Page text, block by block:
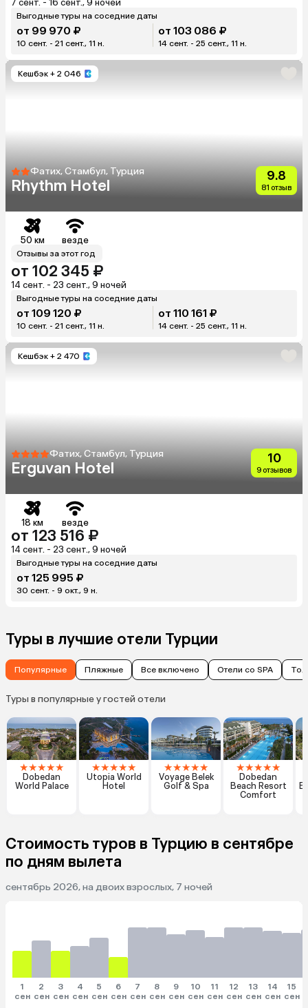
7 сент. - 16 сент., 9 ночей
Выгодные туры на соседние даты
от 99 970 ₽
10 сент. - 21 сент., 11 н.
от 103 086 ₽
14 сент. - 25 сент., 11 н.
Кешбэк + 2 046
Фатих, Стамбул, Турция
Rhythm Hotel
9.8
81 отзыв
50 км везде
Отзывы за этот год
от 102 345 ₽
14 сент. - 23 сент., 9 ночей
Выгодные туры на соседние даты
от 109 120 ₽
10 сент. - 21 сент., 11 н.
от 110 161 ₽
14 сент. - 25 сент., 11 н.
Кешбэк + 2 470
Фатих, Стамбул, Турция
Erguvan Hotel
10
9 отзывов
18 км везде
от 123 516 ₽
14 сент. - 23 сент., 9 ночей
Выгодные туры на соседние даты
от 125 995 ₽
30 сент. - 9 окт., 9 н.
Туры в лучшие отели Турции
Популярные Пляжные Все включено Отели со SPA
Туры в популярные у гостей отели
★★★★★
Dobedan
World Palace
★★★★★
Utopia World
Hotel
★★★★★
Voyage Belek
Golf & Spa
★★★★★
Dobedan
Beach Resort
Comfort
Стоимость туров в Турцию в сентябре
по дням вылета
сентябрь 2026, на двоих взрослых, 7 ночей
1
сен
2
сен
3
сен
4
сен
5
сен
6
сен
7
сен
8
сен
9
сен
10
сен
11
сен
12
сен
13
сен
14
сен
15
сен